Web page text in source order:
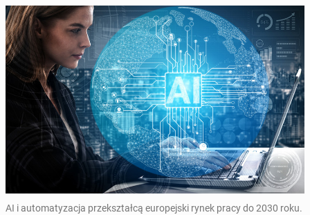
AI i automatyzacja przekształcą europejski rynek pracy do 2030 roku.